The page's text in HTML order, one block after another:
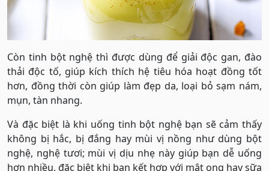
Còn tinh bột nghệ thì được dùng để giải độc gan, đào
thải độc tố, giúp kích thích hệ tiêu hóa hoạt đồng tốt
hơn, đồng thời còn giúp làm đẹp da, loại bỏ sạm nám,
mụn, tàn nhang.
Và đặc biệt là khi uống tinh bột nghệ bạn sẽ cảm thấy
không bị hắc, bị đắng hay mùi vị nồng như dùng bột
nghệ, nghệ tươi; mùi vị dịu nhẹ này giúp bạn dễ uống
hơn nhiều, đặc biệt khi bạn kết hợp với mật ong hay sữa